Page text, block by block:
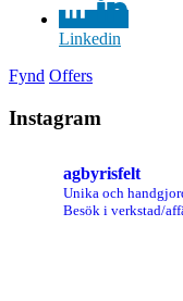
Linkedin
Fynd Offers
Instagram
agbyrisfelt
Unika och
Besök i verkstad/